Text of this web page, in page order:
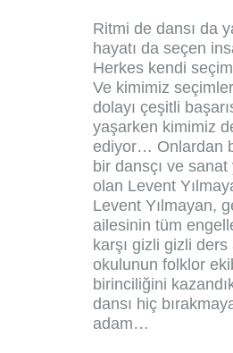
Ritmi de dansı da
hayatı da seçen
Herkes kendi
Ve kimimiz
dolayı çeşitli
yaşarken kimimiz
ediyor… Onlardan
bir dansçı ve
olan Levent
Levent Yılmayan,
ailesinin tüm
karşı gizli gizli
okulunun folklor
birinciliğini
dansı hiç
adam…